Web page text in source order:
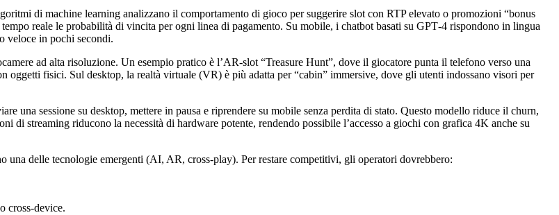
di machine learning analizzano il comportamento di gioco per suggerire slot con RTP elevato o promozioni “bonus
reale le probabilità di vincita per ogni linea di pagamento. Su mobile, i chatbot basati su GPT‑4 rispondono in lingua
veloce in pochi secondi.
ad alta risoluzione. Un esempio pratico è l’AR‑slot “Treasure Hunt”, dove il giocatore punta il telefono verso una
fisici. Sul desktop, la realtà virtuale (VR) è più adatta per “cabin” immersive, dove gli utenti indossano visori per
una sessione su desktop, mettere in pausa e riprendere su mobile senza perdita di stato. Questo modello riduce il churn,
di streaming riducono la necessità di hardware potente, rendendo possibile l’accesso a giochi con grafica 4K anche su
delle tecnologie emergenti (AI, AR, cross‑play). Per restare competitivi, gli operatori dovrebbero:
cross‑device.